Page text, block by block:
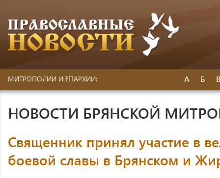
МИТРОПОЛИИ И ЕПАРХИИ: А Б
НОВОСТИ БРЯНСКОЙ
Священник принял участие в
боевой славы в Брянском и